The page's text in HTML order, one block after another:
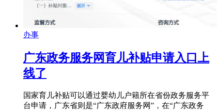
办事
广东政务服务网育儿补贴申请入口上
线了
国家育儿补贴可以通过婴幼儿户籍所在省份政务服务平
台申请，广东省则是“广东政府服务网”，在“广东政务